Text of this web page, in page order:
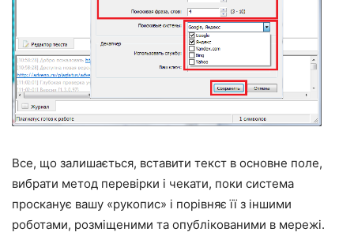
Все, що залишається, вставити текст в основне поле,
вибрати метод перевірки і чекати, поки система
просканує вашу «рукопис» і порівняє її з іншими
роботами, розміщеними та опублікованими в мережі.